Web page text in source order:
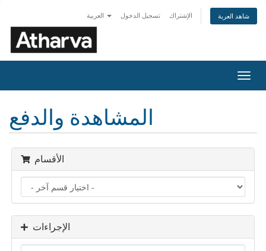
تسجيل الدخول الإشتراك شاهد العربة
تبديل
التنقل
المشاهدة والدفع
الأقسام
الإجراءات